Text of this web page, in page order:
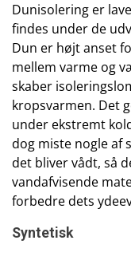
Dunisolering er
findes under de
Dun er højt anset
mellem varme og
skaber
kropsvarmen. Det
under ekstremt
dog miste nogle af
det bliver vådt, så
vandafvisende
forbedre dets
Syntetisk